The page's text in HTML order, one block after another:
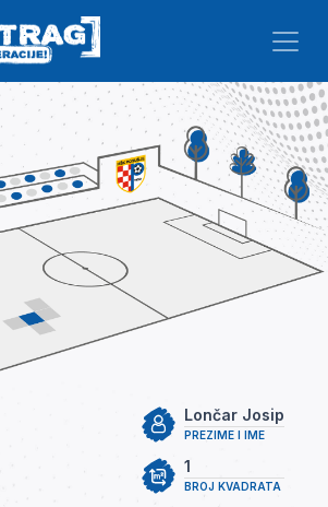
Skip to main content
PREZIME I IME
Lončar Josip
BROJ KVADRATA
1